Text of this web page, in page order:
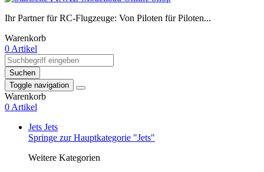
Ihr Partner für RC-Flugzeuge: Von Piloten für Piloten...
Warenkorb
0 Artikel
Suchen
Toggle navigation
Warenkorb
0 Artikel
Jets Jets
Springe zur Hauptkategorie "Jets"
Weitere Kategorien